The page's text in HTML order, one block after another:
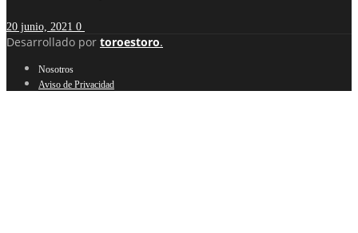
20 junio, 2021 0
Desarrollado por toroestoro.
Nosotros
Aviso de Privacidad